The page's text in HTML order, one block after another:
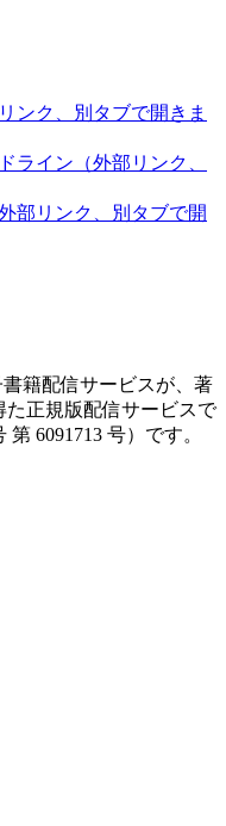
リンク、別タブで開きま
ライン （外部リンク、
外部リンク、別タブで開
籍配信サービスが、著
正規版配信サービスで
6091713 号）です。